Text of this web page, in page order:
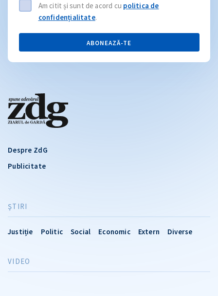
Despre ZdG
Publicitate
ŞTIRI
Justiție Politic Social Economic Extern Diverse
VIDEO
Am citit și sunt de acord cu politica de
confidențialitate.
ABONEAZĂ-TE